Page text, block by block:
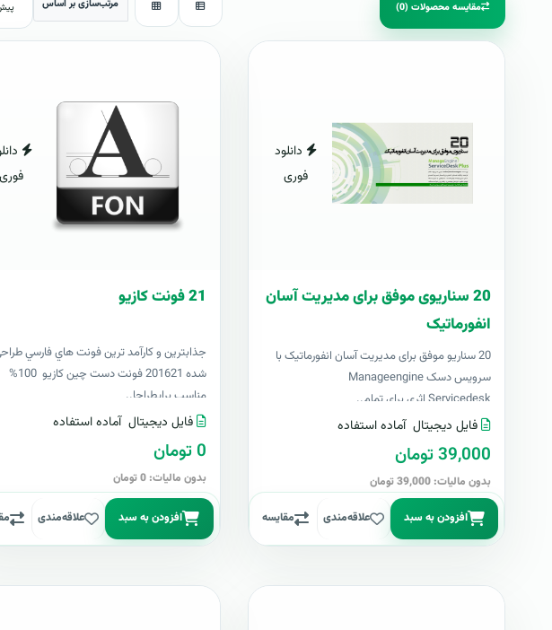
مقایسه محصولات (0) مرتب‌سازی بر اساس
دانلود
فوری
20 سناریوی موفق برای مدیریت آسان
انفورماتیک
20 سناریو موفق برای مدیریت آسان انفورماتیک با
سرویس دسک Manageengine
Servicedesk اثری برای تمام..
فایل دیجیتال آماده استفاده
39,000 تومان
بدون مالیات: 39,000 تومان
افزودن به سبد علاقه‌مندی مقایسه
فوری
21 فونت کازيو
جذابترين و کارآمد ترين فونت هاي فارسي
شده 201621 فونت دست چين کازيو 100%
مناسب برايطراحا..
فایل دیجیتال آماده استفاده
0 تومان
بدون مالیات: 0 تومان
افزودن به سبد علاقه‌مندی